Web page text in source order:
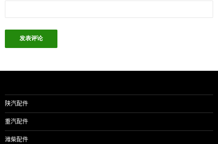
陕汽配件
重汽配件
潍柴配件